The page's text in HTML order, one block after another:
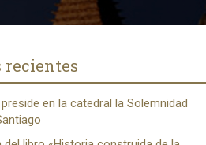
recientes
en la catedral la Solemnidad